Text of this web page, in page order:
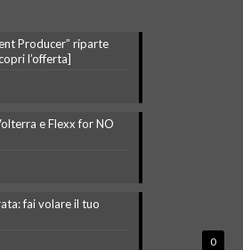
Producer” riparte
l’offerta]
e Flexx for NO
0
fai volare il tuo